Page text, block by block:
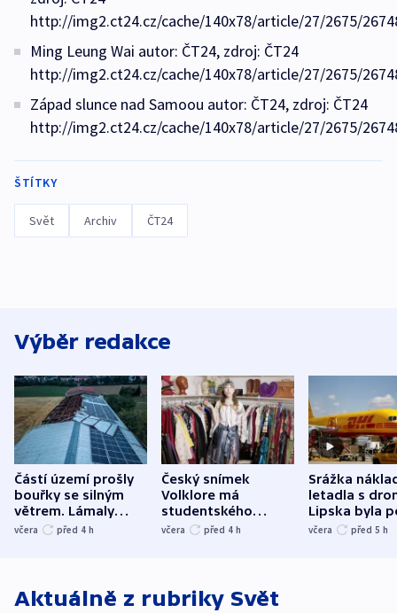
http://img2.ct24.cz/cache/140x78/article/27/2675/
Ming Leung Wai autor: ČT24, zdroj: ČT24
http://img2.ct24.cz/cache/140x78/article/27/2675/
Západ slunce nad Samoou autor: ČT24, zdroj: ČT24
http://img2.ct24.cz/cache/140x78/article/27/2675/
ŠTÍTKY
Svět Archiv ČT24
Výběr redakce
Částí území prošly
bouřky se silným
větrem. Lámaly
stromy a poničily
včera před 4 h
Český snímek
Volklore má
studentského
Oscara, zabojuje o
včera před 4 h
Srážka
letadla s
Lipska byla
německého
včera před 5 h
Aktuálně z rubriky Svět